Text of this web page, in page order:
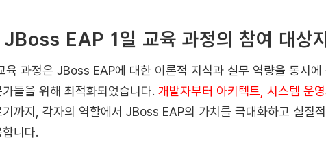
EAP 1일 교육 과정의 참여 대상
육 과정은 JBoss EAP에 대한 이론적 지식과 실무 역량을 동시
들을 위해 최적화되었습니다. 개발자부터 아키텍트, 시스템 운
기까지, 각자의 역할에서 JBoss EAP의 가치를 극대화하고 실질
니다.